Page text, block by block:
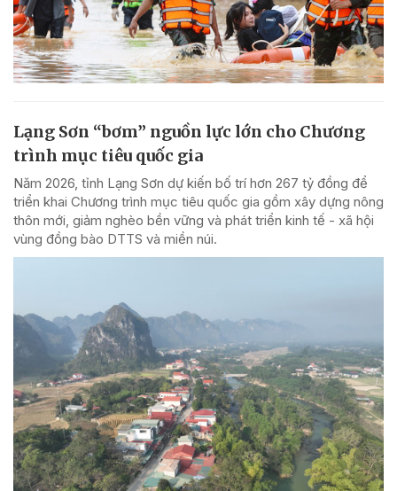
Lạng Sơn “bơm” nguồn lực lớn cho Chương
trình mục tiêu quốc gia
Năm 2026, tỉnh Lạng Sơn dự kiến bố trí hơn 267 tỷ đồng để
triển khai Chương trình mục tiêu quốc gia gồm xây dựng nông
thôn mới, giảm nghèo bền vững và phát triển kinh tế - xã hội
vùng đồng bào DTTS và miền núi.